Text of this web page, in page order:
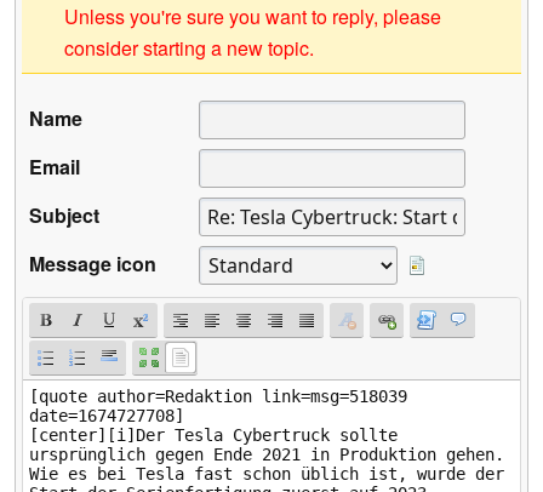
Unless you're sure you want to reply, please
consider starting a new topic.
Name
Email
Subject
Message icon